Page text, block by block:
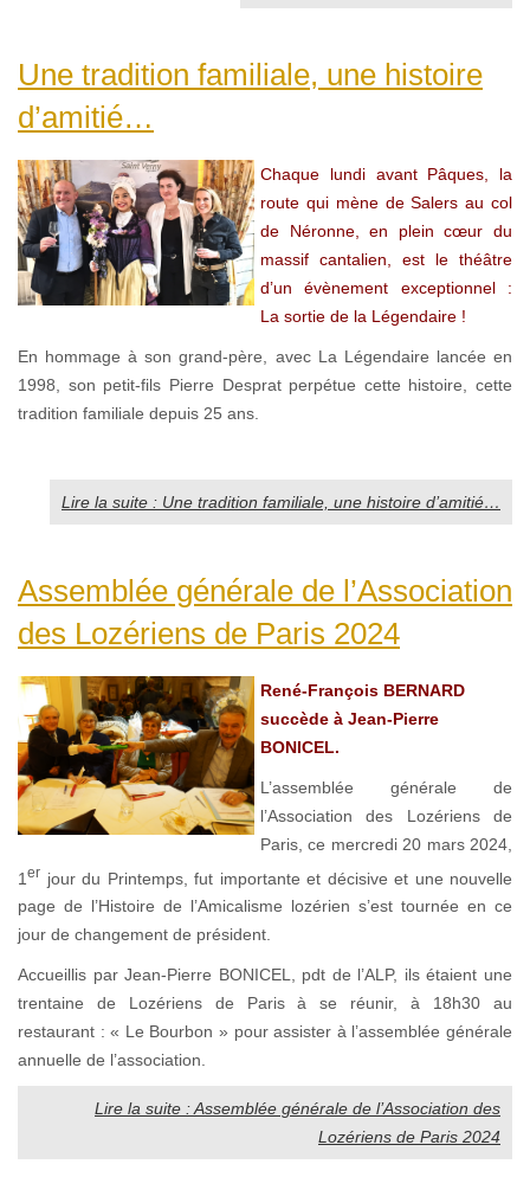
Une tradition familiale, une histoire
d’amitié…
Chaque lundi avant Pâques, la
route qui mène de Salers au col
de Néronne, en plein cœur du
massif cantalien, est le théâtre
d’un évènement exceptionnel :
La sortie de la Légendaire !
En hommage à son grand-père, avec La Légendaire lancée en
1998, son petit-fils Pierre Desprat perpétue cette histoire, cette
tradition familiale depuis 25 ans.
Lire la suite : Une tradition familiale, une histoire d’amitié…
Assemblée générale de l’Association
des Lozériens de Paris 2024
René-François BERNARD
succède à Jean-Pierre
BONICEL.
L’assemblée générale de
l’Association des Lozériens de
Paris, ce mercredi 20 mars 2024,
1 er jour du Printemps, fut importante et décisive et une nouvelle
page de l’Histoire de l’Amicalisme lozérien s’est tournée en ce
jour de changement de président.
Accueillis par Jean-Pierre BONICEL, pdt de l’ALP, ils étaient une
trentaine de Lozériens de Paris à se réunir, à 18h30 au
restaurant : « Le Bourbon » pour assister à l’assemblée générale
annuelle de l’association.
Lire la suite : Assemblée générale de l’Association des
Lozériens de Paris 2024